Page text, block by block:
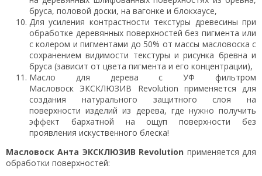
бруса, половой доски, на вагонке и блокхаусе,
Для усиления контрастности текстуры древесины при
обработке деревянных поверхностей без пигмента или
с колером и пигментами до 50% от массы масловоска с
сохранением видимости текстуры и рисунка бревна и
бруса (зависит от цвета пигмента и его концентрации),
Масло для дерева с УФ фильтром
Масловоск ЭКСКЛЮЗИВ Revolution применяется для
создания натурального защитного слоя на
поверхности изделий из дерева, где нужно получить
эффект бархатной на ощуп поверхности без
проявления искуственного блеска!
Масловоск Анта ЭКСКЛЮЗИВ Revolution применяется для
обработки поверхностей: